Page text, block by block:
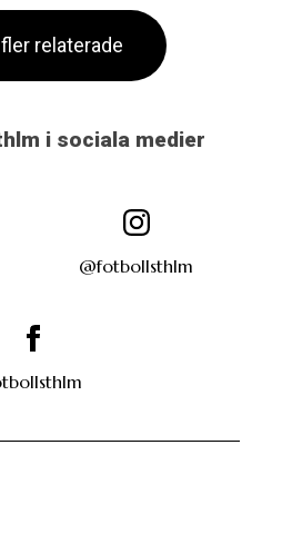
relaterade
i sociala medier
@fotbollsthlm